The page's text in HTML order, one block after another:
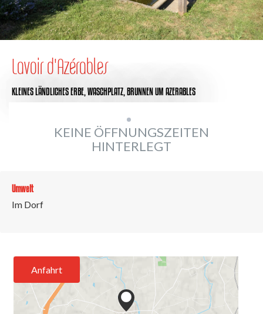
Lavoir d'Azérables
KLEINES LÄNDLICHES ERBE,WASCHPLATZ,BRUNNENUM AZERABLES
KEINE ÖFFNUNGSZEITEN
HINTERLEGT
Umwelt
Im Dorf
Anfahrt